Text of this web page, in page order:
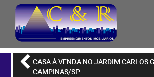
CASA À VENDA NO JARDIM CARLOS
CAMPINAS/SP